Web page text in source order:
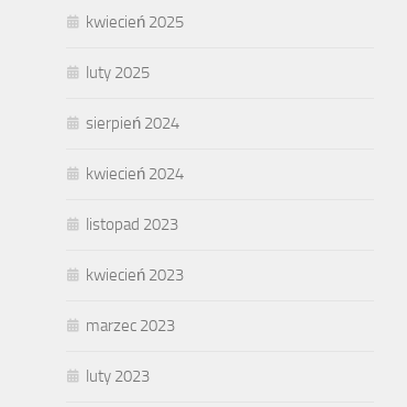
kwiecień 2025
luty 2025
sierpień 2024
kwiecień 2024
listopad 2023
kwiecień 2023
marzec 2023
luty 2023